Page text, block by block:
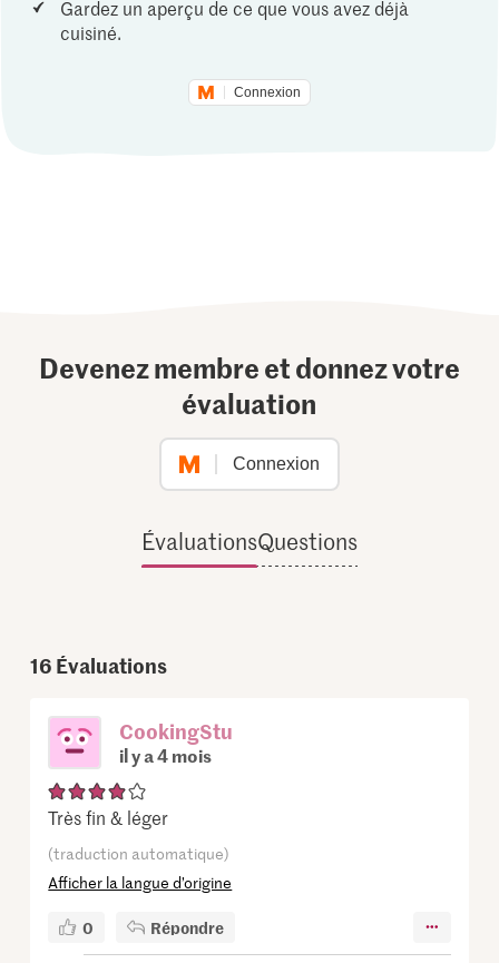
Gardez un aperçu de ce que vous avez déjà
cuisiné.
Connexion
Devenez membre et donnez votre
évaluation
Connexion
ÉvaluationsQuestions
16 Évaluations
CookingStu
il y a 4 mois
Très fin & léger
(traduction automatique)
Afficher la langue d’origine
0 Répondre